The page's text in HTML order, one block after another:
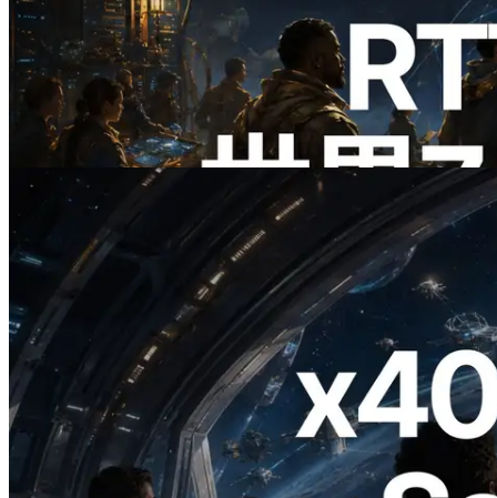
ERPC、Solana Leader Slot APIを世界7
リージョンのping計測に拡張—
Validators Information APIも公開
この記事を読む
2026.07.04
ERPC、x402 決済対応の Solana RPC を